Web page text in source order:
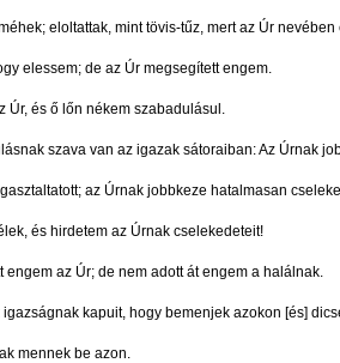
eloltattak, mint tövis-tűz, mert az Úr nevében
elessem; de az Úr megsegített engem.
Úr, és ő lőn nékem szabadulásul.
szava van az igazak sátoraiban: Az Úrnak
az Úrnak jobbkeze hatalmasan
és hirdetem az Úrnak cselekedeteit!
engem az Úr; de nem adott át engem a halálnak.
kapuit, hogy bemenjek azokon [és]
mennek be azon.